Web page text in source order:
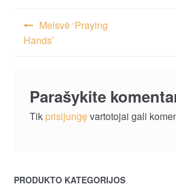
Navigacija
tarp
Melsvė ‘Praying
Hands’
Parašykite
Tik prisijungęvartotojai gali
PRODUKTO KATEGORIJOS